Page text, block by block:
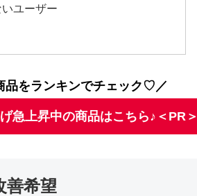
ユーザー
品をランキンでチェック♡／
急上昇中の商品はこちら♪＜PR＞
善希望